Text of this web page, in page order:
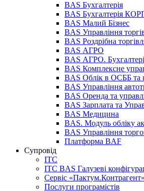
BAS Бухгалтерія
BAS Бухгалтерія
BAS Малий Бізнес
BAS Управління
BAS Роздрібна
BAS АГРО
BAS АГРО.
BAS Комплексне
BAS Облік в ОСББ та
BAS Управління
BAS Оренда та
BAS Зарплата та
BAS Медицина
BAS. Модуль обліку
BAS Управління
Платформа BAF
Супровід
ІТС
ІТС BAS Галузеві
Сервіс «Пактум.Контрагент»
Послуги програмістів